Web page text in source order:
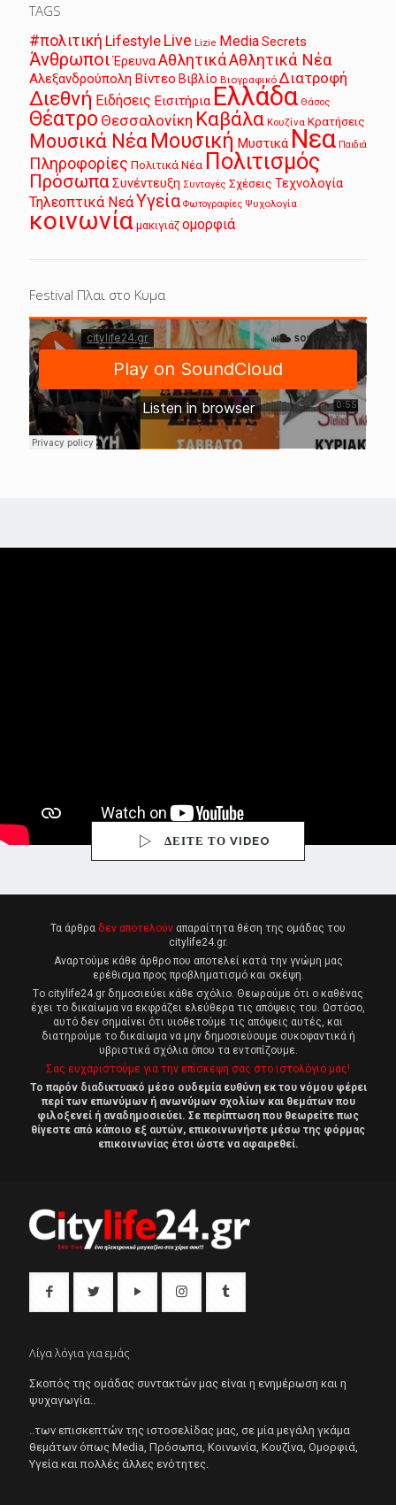
TAGS
#πολιτική Lifestyle Live Lizie MediaSecrets
Άνθρωποι ΈρευναΑθλητικάΑθλητικά Νέα
Αλεξανδρούπολη Βίντεο Βιβλίο Βιογραφικό Διατροφή
Διεθνή Ειδήσεις Εισιτήρια Ελλάδα Θάσος
Θέατρο Θεσσαλονίκη Καβάλα Κουζίνα Κρατήσεις
Μουσικά Νέα Μουσική Μυστικά Νεα Παιδιά
Πληροφορίες Πολιτικά Νέα Πολιτισμός
ΠρόσωπαΣυνέντευξη Συνταγές Σχέσεις Τεχνολογία
Τηλεοπτικά ΝεάΥγεία Φωτογραφίες Ψυχολογία
κοινωνία μακιγιάζ ομορφιά
Festival Πλαι στο Κυμα
ΔΕΙΤΕ ΤΟ VIDEO
Τα άρθρα δεν αποτελούν απαραίτητα θέση της ομάδας του
citylife24.gr.
Αναρτούμε κάθε άρθρο που αποτελεί κατά την γνώμη μας
ερέθισμα προς προβληματισμό και σκέψη.
Tο citylife24.gr δημοσιεύει κάθε σχόλιο. Θεωρούμε ότι ο καθένας
έχει το δικαίωμα να εκφράζει ελεύθερα τις απόψεις του. Ωστόσο,
αυτό δεν σημαίνει ότι υιοθετούμε τις απόψεις αυτές, και
διατηρούμε το δικαίωμα να μην δημοσιεύουμε συκοφαντικά ή
υβριστικά σχόλια όπου τα εντοπίζουμε.
Σας ευχαριστούμε για την επίσκεψη σας στο ιστολόγιο μας!
Το παρόν διαδικτυακό μέσο ουδεμία ευθύνη εκ του νόμου φέρει
περί των επωνύμων ή ανωνύμων σχολίων και θεμάτων που
φιλοξενεί ή αναδημοσιεύει. Σε περίπτωση που θεωρείτε πως
θίγεστε από κάποιο εξ αυτών, επικοινωνήστε μέσω της φόρμας
επικοινωνίας έτσι ώστε να αφαιρεθεί.
Λίγα λόγια για εμάς
Σκοπός της ομάδας συντακτών μας είναι η ενημέρωση και η
ψυχαγωγία..
..των επισκεπτών της ιστοσελίδας μας, σε μία μεγάλη γκάμα
θεμάτων όπως Μedia, Πρόσωπα, Κοινωνία, Κουζίνα, Ομορφιά,
Υγεία και πολλές άλλες ενότητες.